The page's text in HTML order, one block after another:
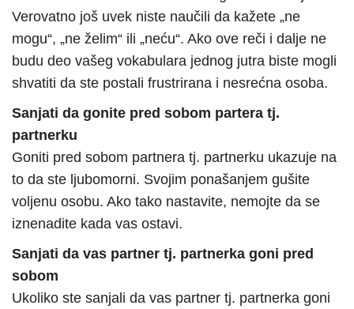
Verovatno još uvek niste naučili da kažete „ne
mogu“, „ne želim“ ili „neću“. Ako ove reči i dalje ne
budu deo vašeg vokabulara jednog jutra biste mogli
shvatiti da ste postali frustrirana i nesrećna osoba.
Sanjati da gonite pred sobom partera tj.
partnerku
Goniti pred sobom partnera tj. partnerku ukazuje na
to da ste ljubomorni. Svojim ponašanjem gušite
voljenu osobu. Ako tako nastavite, nemojte da se
iznenadite kada vas ostavi.
Sanjati da vas partner tj. partnerka goni pred
sobom
Ukoliko ste sanjali da vas partner tj. partnerka goni